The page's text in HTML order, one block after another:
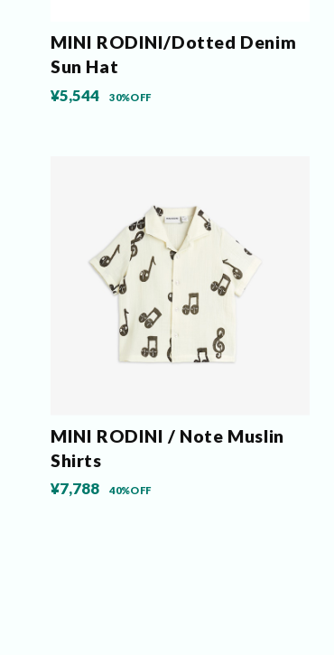
MINI RODINI/Dotted Denim
Sun Hat
¥5,544 30%OFF
MINI RODINI / Note Muslin
Shirts
¥7,788 40%OFF